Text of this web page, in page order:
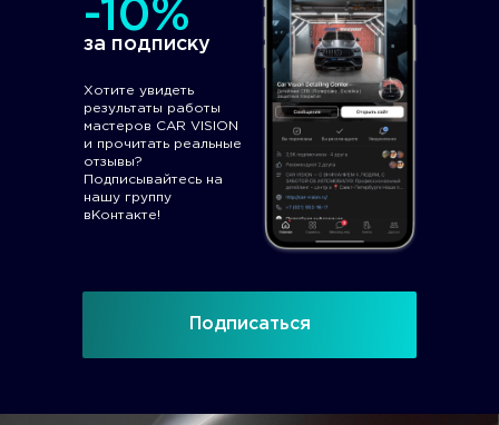
-10%
Хотите увидеть
результаты работы
мастеров CAR VISION
и прочитать реальные
отзывы?
Подписывайтесь на
нашу группу
вКонтакте!
за подписку
Подписаться